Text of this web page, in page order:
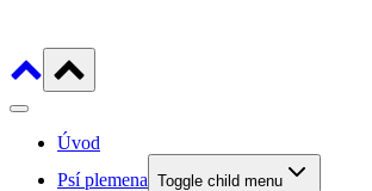
Úvod
Psí plemena Toggle child menu